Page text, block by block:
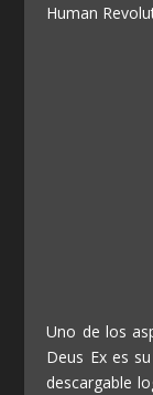
Human
Uno de los
Deus Ex es
descargable